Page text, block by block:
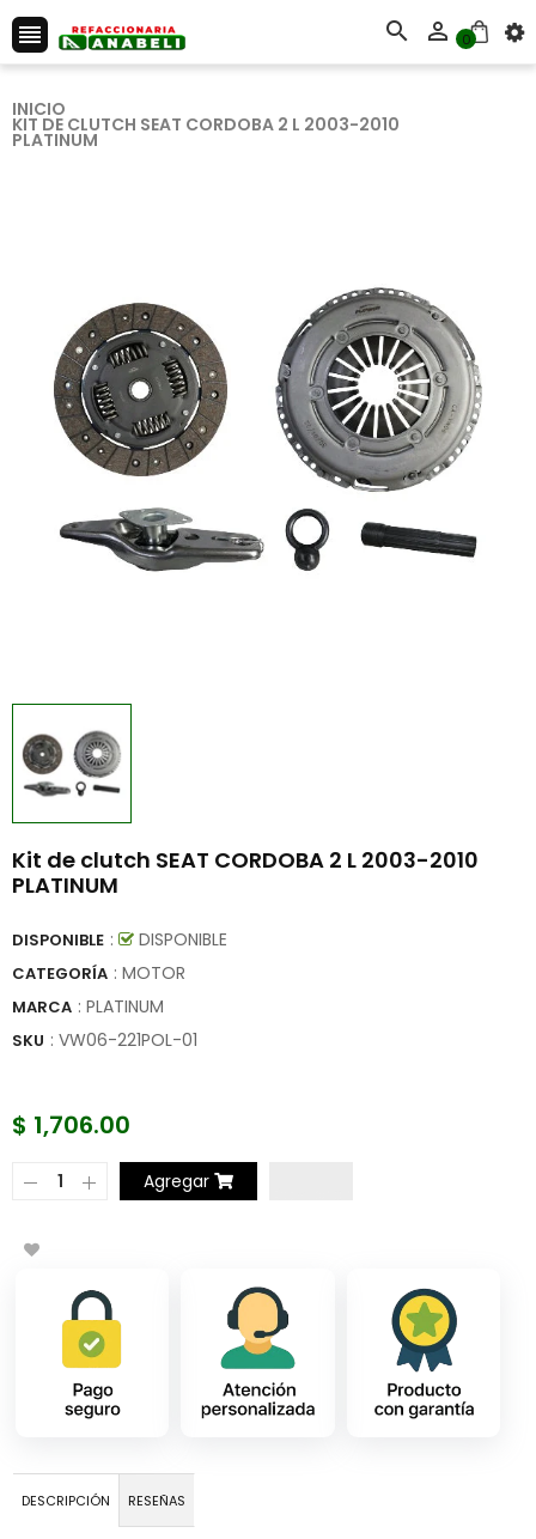
   0
INICIO
KIT DE CLUTCH SEAT CORDOBA 2 L 2003-2010
PLATINUM
Kit de clutch SEAT CORDOBA 2 L 2003-2010
PLATINUM
DISPONIBLE : DISPONIBLE
CATEGORÍA : MOTOR
MARCA : PLATINUM
SKU : VW06-221POL-01
$ 1,706.00
Agregar
DESCRIPCIÓN RESEÑAS